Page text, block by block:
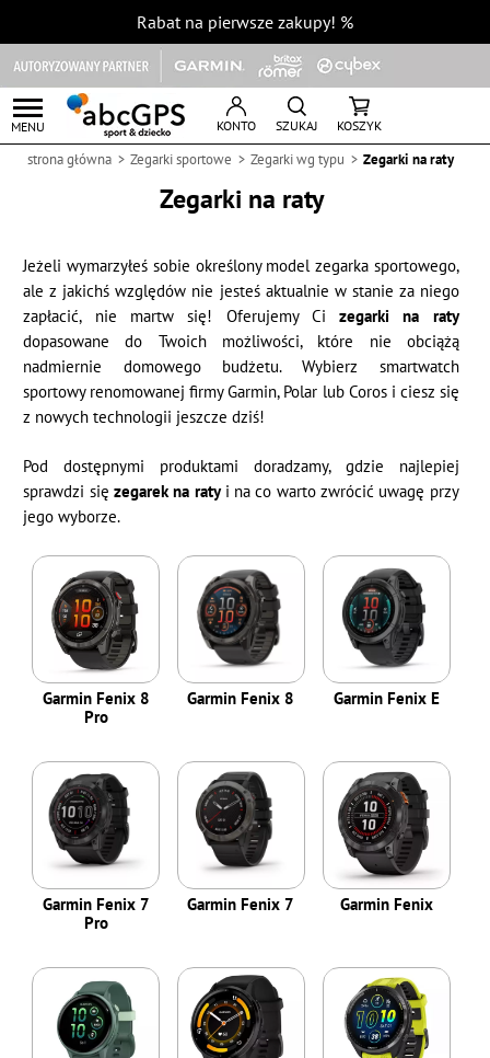
Rabat na pierwsze zakupy! %
MENU KONTO SZUKAJ KOSZYK
strona główna Zegarki sportowe Zegarki wg typu Zegarki na raty
Zegarki na raty
Jeżeli wymarzyłeś sobie określony model zegarka sportowego,
ale z jakichś względów nie jesteś aktualnie w stanie za niego
zapłacić, nie martw się! Oferujemy Cizegarki na raty
dopasowane do Twoich możliwości, które nie obciążą
nadmiernie domowego budżetu. Wybierz smartwatch
sportowy renomowanej firmy Garmin, Polar lub Coros i ciesz się
z nowych technologii jeszcze dziś!
Pod dostępnymi produktami doradzamy, gdzie najlepiej
sprawdzi się zegarek na ratyi na co warto zwrócić uwagę przy
jego wyborze.
Garmin Fenix 8
Pro
Garmin Fenix 8 Garmin Fenix E
Garmin Fenix 7
Pro
Garmin Fenix 7 Garmin Fenix